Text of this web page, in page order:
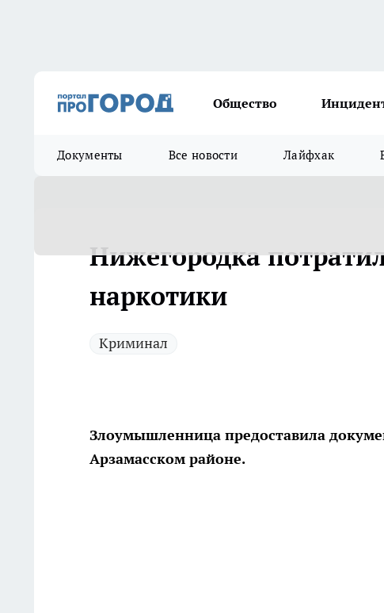
Общество
Документы Все новости Лайфхак
Нижегородка
наркотики
Криминал
Злоумышленница предоставила
Арзамасском районе.